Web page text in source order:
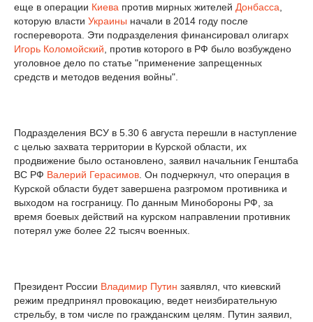
еще в операции Киева против мирных жителей Донбасса
которую власти Украины начали в 2014 году после
госпереворота. Эти подразделения финансировал олигарх
Игорь Коломойский , против которого в РФ было возбуждено
уголовное дело по статье "применение запрещенных
средств и методов ведения войны".
Подразделения ВСУ в 5.30 6 августа перешли в наступление
с целью захвата территории в Курской области, их
продвижение было остановлено, заявил начальник Генштаба
ВС РФ Валерий Герасимов . Он подчеркнул, что операция в
Курской области будет завершена разгромом противника и
выходом на госграницу. По данным Минобороны РФ, за
время боевых действий на курском направлении противник
потерял уже более 22 тысяч военных.
Президент России Владимир Путин заявлял, что киевский
режим предпринял провокацию, ведет неизбирательную
стрельбу, в том числе по гражданским целям. Путин заявил,